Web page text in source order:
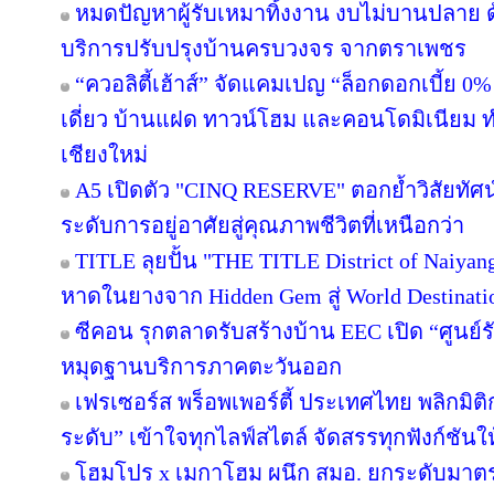
หมดปัญหาผู้รับเหมาทิ้งงาน งบไม่บานปลาย ด้
บริการปรับปรุงบ้านครบวงจร จากตราเพชร
“ควอลิตี้เฮ้าส์” จัดแคมเปญ “ล็อกดอกเบี้ย
เดี่ยว บ้านแฝด ทาวน์โฮม และคอนโดมิเนียม
เชียงใหม่
A5 เปิดตัว "CINQ RESERVE" ตอกย้ำวิสัยทัศ
ระดับการอยู่อาศัยสู่คุณภาพชีวิตที่เหนือกว่า
TITLE ลุยปั้น "THE TITLE District of
หาดในยางจาก Hidden Gem สู่ World
ซีคอน รุกตลาดรับสร้างบ้าน EEC เปิด “ศูน
หมุดฐานบริการภาคตะวันออก
เฟรเซอร์ส พร็อพเพอร์ตี้ ประเทศไทย พลิกมิ
ระดับ” เข้าใจทุกไลฟ์สไตล์ จัดสรรทุกฟังก์ชัน
โฮมโปร x เมกาโฮม ผนึก สมอ. ยกระดับมา